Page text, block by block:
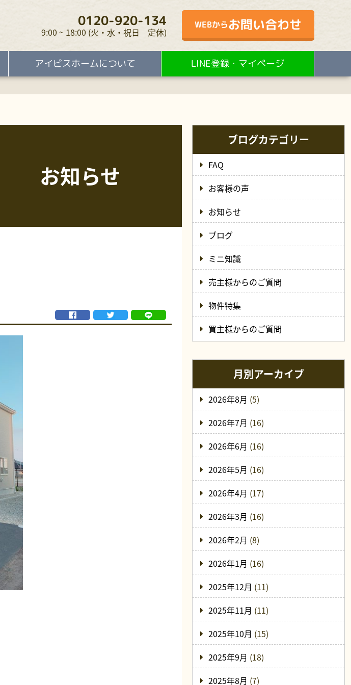
0120-920-134
9:00 ~ 18:00 (火・水・祝日 定休)
WEBからお問い合わせ
アイビスホームについて LINE登録・マイページ
お知らせ
ブログカテゴリー
FAQ
お客様の声
お知らせ
ブログ
ミニ知識
売主様からのご質問
物件特集
買主様からのご質問
月別アーカイブ
2026年8月 (5)
2026年7月 (16)
2026年6月 (16)
2026年5月 (16)
2026年4月 (17)
2026年3月 (16)
2026年2月 (8)
2026年1月 (16)
2025年12月 (11)
2025年11月 (11)
2025年10月 (15)
2025年9月 (18)
2025年8月 (7)